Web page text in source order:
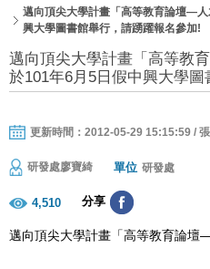
邁向頂尖大學計畫「高等教育論壇—
興大學圖書館舉行，請踴躍報名參加!
邁向頂尖大學計畫「高等教
於101年6月5日假中興大學
更新時間：2012-05-29 15:15:59 /
研發處廖寶綺 單位 研發處
4,510 分享
邁向頂尖大學計畫「高等教育論壇